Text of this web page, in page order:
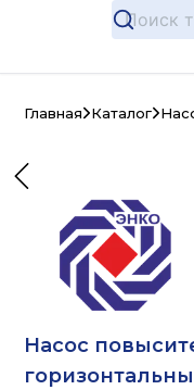
Главная Каталог
Насос